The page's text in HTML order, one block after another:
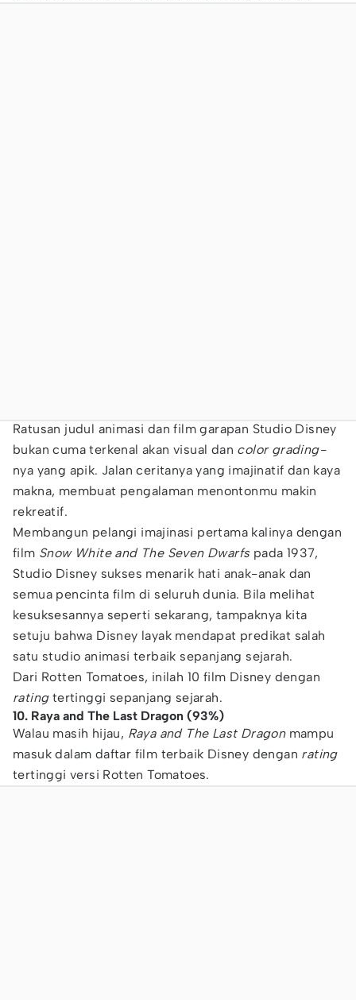
Ratusan judul animasi dan film garapan Studio Disney
bukan cuma terkenal akan visual dan color grading-
nya yang apik. Jalan ceritanya yang imajinatif dan kaya
makna, membuat pengalaman menontonmu makin
rekreatif.
Membangun pelangi imajinasi pertama kalinya dengan
film Snow White and The Seven Dwarfspada 1937,
Studio Disney sukses menarik hati anak-anak dan
semua pencinta film di seluruh dunia. Bila melihat
kesuksesannya seperti sekarang, tampaknya kita
setuju bahwa Disney layak mendapat predikat salah
satu studio animasi terbaik sepanjang sejarah.
Dari Rotten Tomatoes, inilah 10 film Disney dengan
ratingtertinggi sepanjang sejarah.
10. Raya and The Last Dragon (93%)
Walau masih hijau, Raya and The Last Dragonmampu
masuk dalam daftar film terbaik Disney dengan rating
tertinggi versi Rotten Tomatoes.